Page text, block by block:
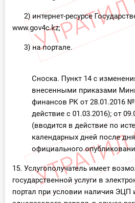
2) интернет-ресурсе
www.gov4c.kz;
3) на портале.
Сноска. Пункт 14 с
внесенными приказами
финансов РК от 28.01.2016 №
действие с 01.03.2016); от
(вводится в действие по
календарных дней после
официального
15. Услугополучатель имеет
государственной услуги в
портал при условии наличия ЭЦП